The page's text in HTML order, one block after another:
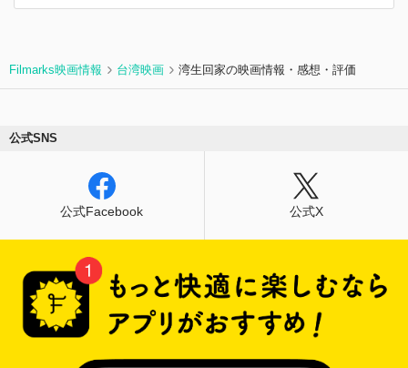
子”となった。そんな孤児たちを、貧しい暮らし
材。1990 年代に帰国を果たすも日本社会に溶け
80 年。今もなお運命に翻弄され続ける中国残留
孤児たちを、『再会長江』の竹内亮監督が 2 年に
わたり撮影。 彼らは言う——「私たちの戦争は
Filmarks映画情報 台湾映画 湾生回家の映画情報・感想・評価
公式SNS
公式Facebook 公式X